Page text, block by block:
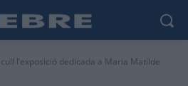
l’exposició dedicada a Maria Matilde